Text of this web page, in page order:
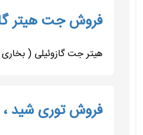
فروش جت هیتر
هیتر جت گازوئیلی (
فروش توری شید ،